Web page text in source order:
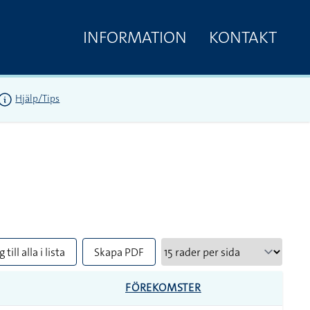
INFORMATION KONTAKT
Hjälp/Tips
till alla i lista Skapa PDF
FÖREKOMSTER